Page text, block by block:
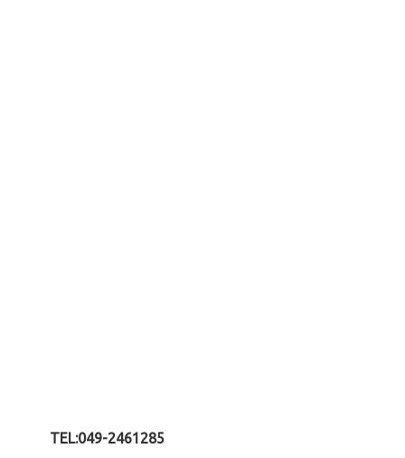
TEL:049-2461285